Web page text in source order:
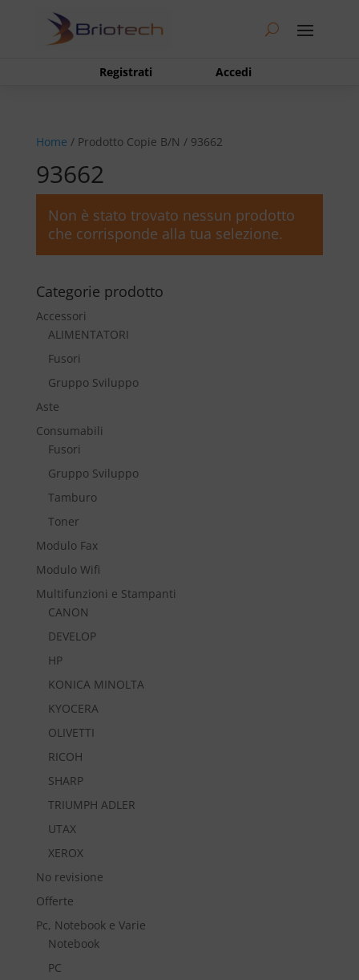
Registrati Accedi
Home / Prodotto Copie B/N / 93662
93662
Non è stato trovato nessun prodotto
che corrisponde alla tua selezione.
Categorie prodotto
Accessori
ALIMENTATORI
Fusori
Gruppo Sviluppo
Aste
Consumabili
Fusori
Gruppo Sviluppo
Tamburo
Toner
Modulo Fax
Modulo Wifi
Multifunzioni e Stampanti
CANON
DEVELOP
HP
KONICA MINOLTA
KYOCERA
OLIVETTI
RICOH
SHARP
TRIUMPH ADLER
UTAX
XEROX
No revisione
Offerte
Pc, Notebook e Varie
Notebook
PC